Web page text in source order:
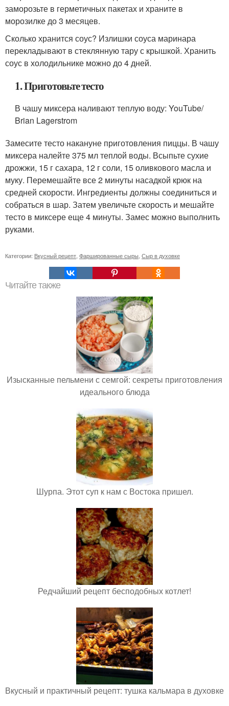
заморозьте в герметичных пакетах и храните в
морозилке до 3 месяцев.
Сколько хранится соус? Излишки соуса маринара
перекладывают в стеклянную тару с крышкой. Хранить
соус в холодильнике можно до 4 дней.
1. Приготовьте тесто
В чашу миксера наливают теплую воду: YouTube/
Brian Lagerstrom
Замесите тесто накануне приготовления пиццы. В чашу
миксера налейте 375 мл теплой воды. Всыпьте сухие
дрожжи, 15 г сахара, 12 г соли, 15 оливкового масла и
муку. Перемешайте все 2 минуты насадкой крюк на
средней скорости. Ингредиенты должны соединиться и
собраться в шар. Затем увеличьте скорость и мешайте
тесто в миксере еще 4 минуты. Замес можно выполнить
руками.
Категории: Вкусный рецепт, Фаршированные сыры, Сыр в духовке
Читайте также
Изысканные пельмени с семгой: секреты приготовления
идеального блюда
Шурпа. Этот суп к нам с Востока пришел.
Редчайший рецепт бесподобных котлет!
Вкусный и практичный рецепт: тушка кальмара в духовке